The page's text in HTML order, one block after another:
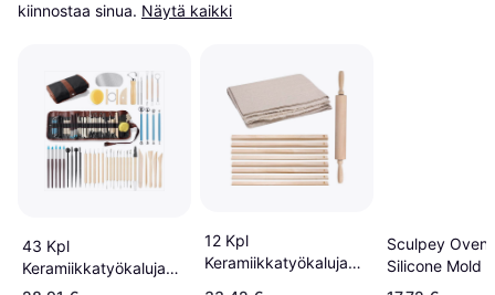
kiinnostaa sinua. Näytä kaikki
43 Kpl
Keramiikkatyökaluja
Polymeerisaven
12 Kpl
Keramiikkatyökaluja
Sculpey Oven
Silicone Mold